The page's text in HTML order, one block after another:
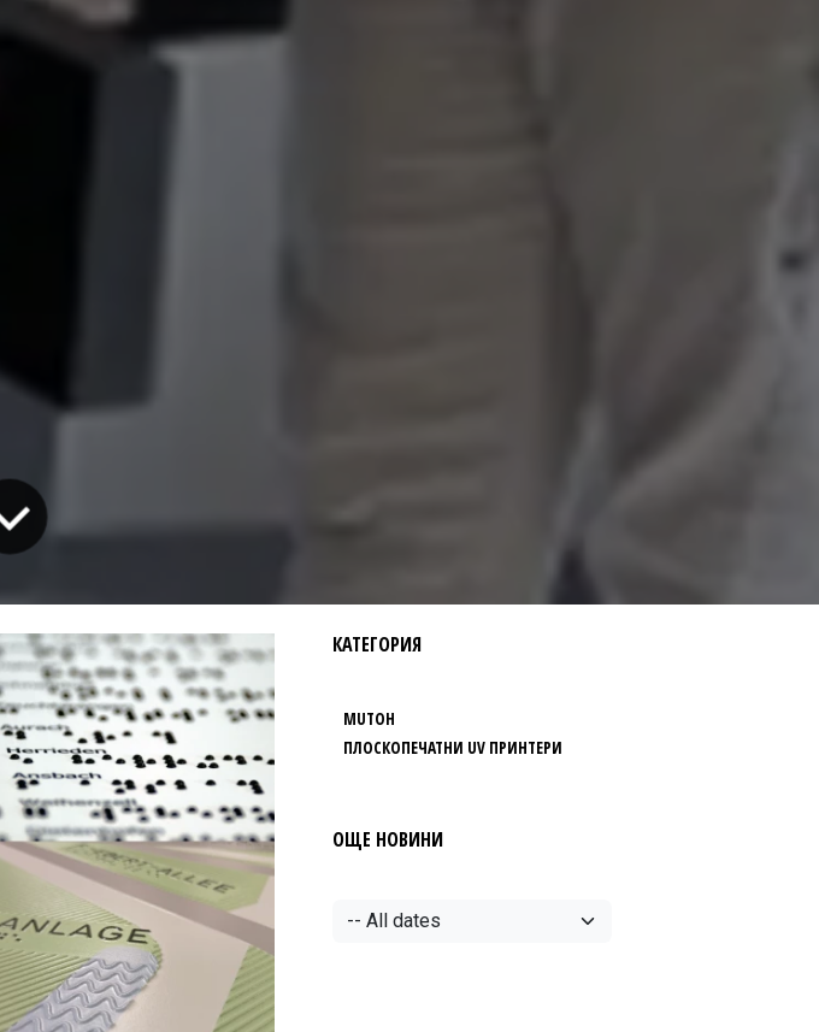
КАТЕГОРИЯ
MUTOH
ПЛОСКОПЕЧАТНИ UV ПРИНТЕРИ
ОЩЕ НОВИНИ